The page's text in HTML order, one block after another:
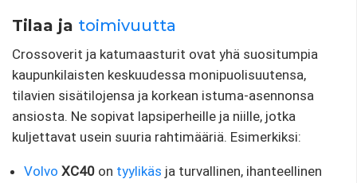
Tilaa ja toimivuutta
Crossoverit ja katumaasturit ovat yhä suositumpia
kaupunkilaisten keskuudessa monipuolisuutensa,
tilavien sisätilojensa ja korkean istuma-asennonsa
ansiosta. Ne sopivat lapsiperheille ja niille, jotka
kuljettavat usein suuria rahtimääriä. Esimerkiksi:
Volvo XC40 on tyylikäs ja turvallinen, ihanteellinen